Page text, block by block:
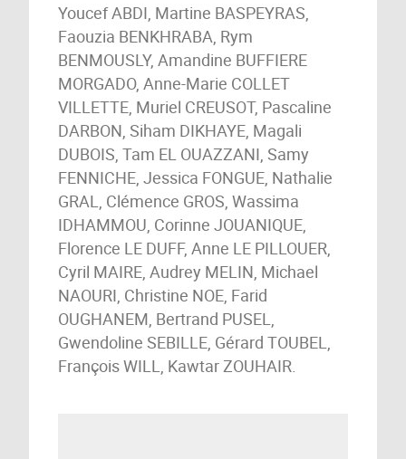
Youcef ABDI, Martine BASPEYRAS,
Faouzia BENKHRABA, Rym
BENMOUSLY, Amandine BUFFIERE
MORGADO, Anne-Marie COLLET
VILLETTE, Muriel CREUSOT, Pascaline
DARBON, Siham DIKHAYE, Magali
DUBOIS, Tam EL OUAZZANI, Samy
FENNICHE, Jessica FONGUE, Nathalie
GRAL, Clémence GROS, Wassima
IDHAMMOU, Corinne JOUANIQUE,
Florence LE DUFF, Anne LE PILLOUER,
Cyril MAIRE, Audrey MELIN, Michael
NAOURI, Christine NOE, Farid
OUGHANEM, Bertrand PUSEL,
Gwendoline SEBILLE, Gérard TOUBEL,
François WILL, Kawtar ZOUHAIR.